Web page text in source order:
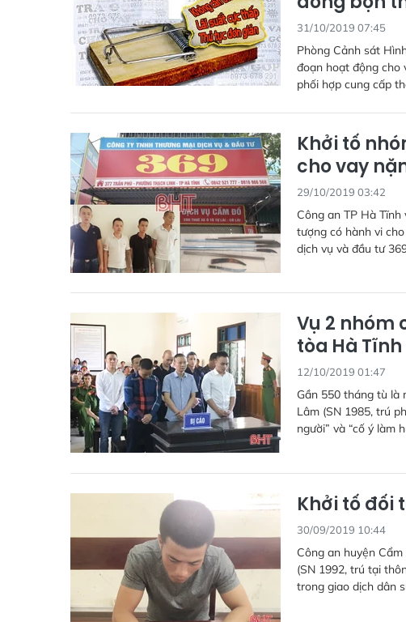
31/10/2019 07:45
Phòng Cảnh sát
đoạn hoạt động cho
phối hợp cung cấp
Khởi tố
cho vay
29/10/2019 03:42
Công an TP Hà
tượng có hành vi
dịch vụ và đầu tư
Vụ 2 nhóm
tòa Hà
12/10/2019 01:47
Gần 550 tháng tù là
Lâm (SN 1985, trú
người” và “cố ý làm
Khởi tố đối
30/09/2019 10:44
Công an huyện
(SN 1992, trú tại
trong giao dịch dân